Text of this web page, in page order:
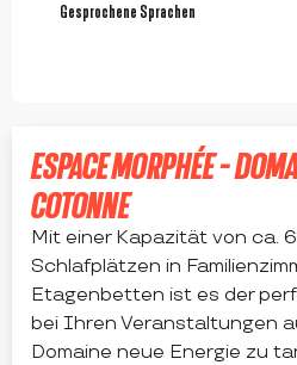
Gesprochene Sprachen
Gesprochene Sprachen
ESPACE MORPHÉE -
COTONNE
Mit einer Kapazität von ca.
Schlafplätzen in
Etagenbetten ist es der
bei Ihren Veranstaltungen
Domaine neue Energie zu